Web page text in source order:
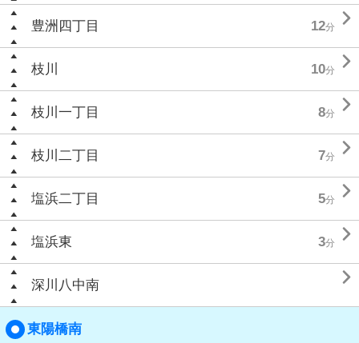
豊洲四丁目 12分 
枝川 10分 
枝川一丁目 8分 
枝川二丁目 7分 
塩浜二丁目 5分 
塩浜東 3分 
深川八中南 
東陽橋南